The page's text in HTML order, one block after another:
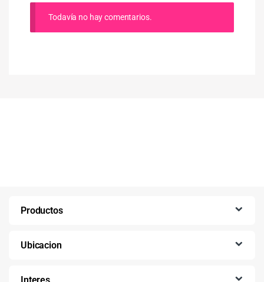
Todavía no hay comentarios.
Productos
Ubicacion